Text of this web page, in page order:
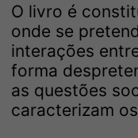
O livro é
onde se
interações
forma
as questões
caracterizam